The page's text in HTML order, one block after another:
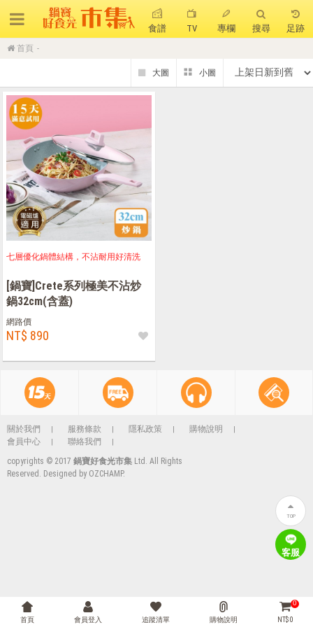
食譜 TV 專欄 搜尋 足跡
首頁
七層優化鍋體結構，不沾耐用好清洗
[鍋寶]Crete系列極美不沾炒
鍋32cm(含蓋)
網路價
NT$ 890
關於我們 服務條款 隱私政策
購物說明
會員中心
聯絡我們
copyrights © 2017 鍋寶好食光市集 Ltd. All Rights
Reserved. Designed by OZCHAMP.
首頁 會員登入 追蹤清單 購物說明
0
NT$ 0
TOP
客服
熱門搜尋
聚油不沾鍋 全球通吹風機
珍珠粗吸管杯 可微波保鮮盒
分隔便當盒 金鑽不沾鍋